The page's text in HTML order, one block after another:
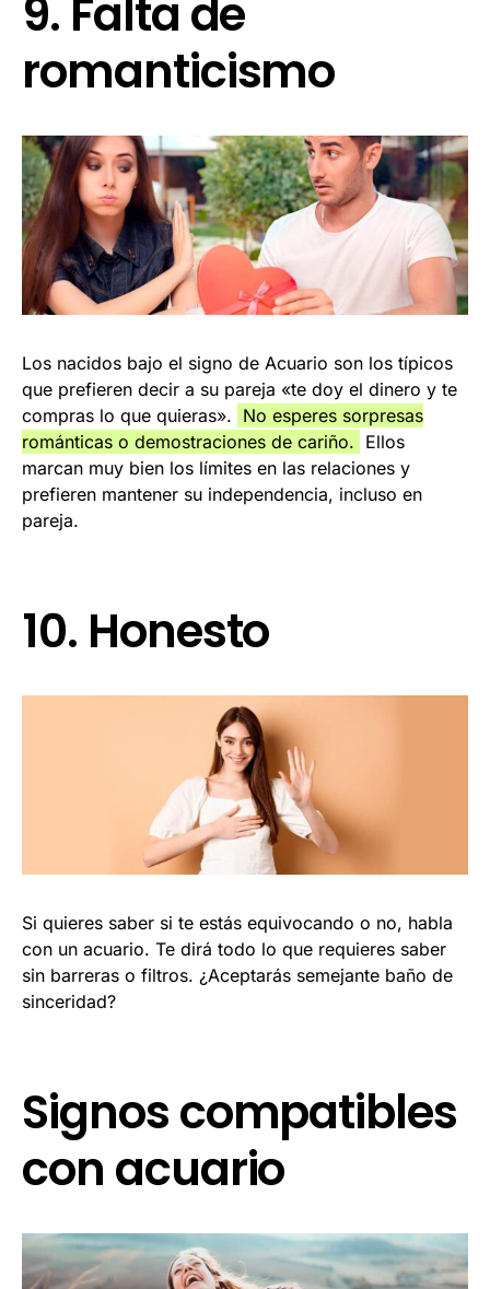
9. Falta de
romanticismo
Los nacidos bajo el signo de Acuario son los típicos
que prefieren decir a su pareja «te doy el dinero y te
compras lo que quieras». No esperes sorpresas
románticas o demostraciones de cariño. Ellos
marcan muy bien los límites en las relaciones y
prefieren mantener su independencia, incluso en
pareja.
10. Honesto
Si quieres saber si te estás equivocando o no, habla
con un acuario. Te dirá todo lo que requieres saber
sin barreras o filtros. ¿Aceptarás semejante baño de
sinceridad?
Signos compatibles
con acuario